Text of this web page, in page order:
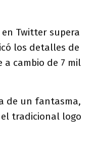
en Twitter supera
los detalles de
a cambio de 7 mil
de un fantasma,
tradicional logo